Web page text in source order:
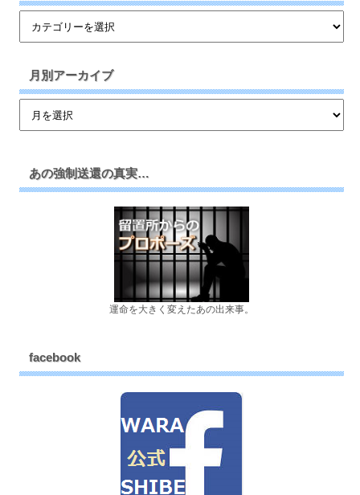
月別アーカイブ
あの強制送還の真実…
運命を大きく変えたあの出来事。
facebook